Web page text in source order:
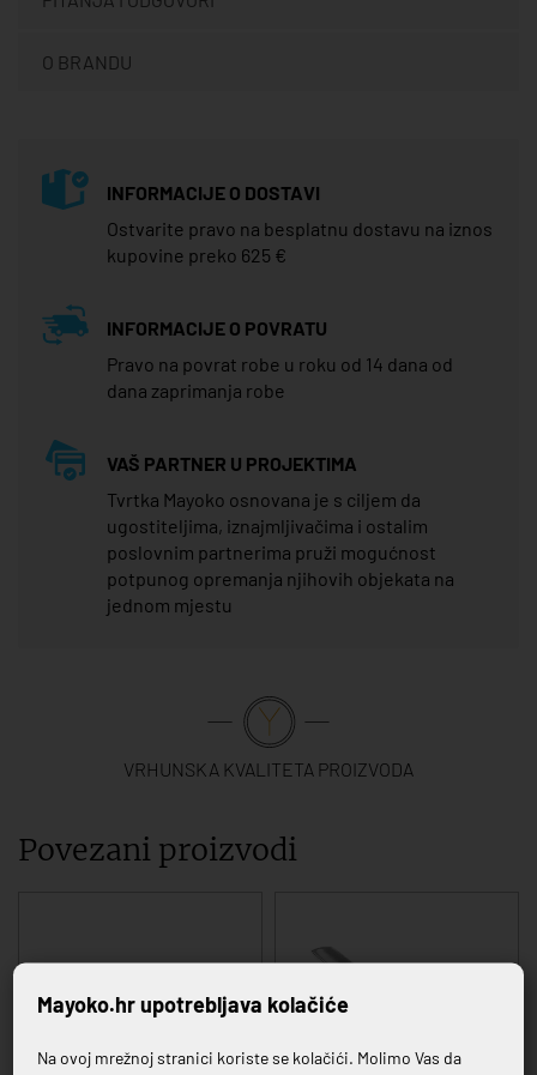
O BRANDU
INFORMACIJE O DOSTAVI
Ostvarite pravo na besplatnu dostavu na iznos
kupovine preko 625 €
INFORMACIJE O POVRATU
Pravo na povrat robe u roku od 14 dana od
dana zaprimanja robe
VAŠ PARTNER U PROJEKTIMA
Tvrtka Mayoko osnovana je s ciljem da
ugostiteljima, iznajmljivačima i ostalim
poslovnim partnerima pruži mogućnost
potpunog opremanja njihovih objekata na
jednom mjestu
VRHUNSKA KVALITETA PROIZVODA
Povezani proizvodi
Mayoko.hr upotrebljava kolačiće
Na ovoj mrežnoj stranici koriste se kolačići. Molimo Vas da